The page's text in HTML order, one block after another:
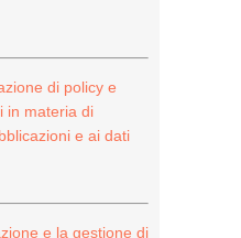
di policy e
in materia di
e ai dati
e la gestione di